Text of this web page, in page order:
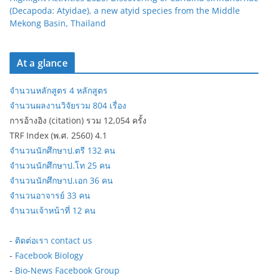
(Decapoda: Atyidae), a new atyid species from the Middle
Mekong Basin, Thailand
At a glance
จำนวนหลักสูตร 4 หลักสูตร
จำนวนผลงานวิจัยรวม 804 เรื่อง
การอ้างอิง (citation) รวม 12,054 ครั้ง
TRF Index (พ.ศ. 2560) 4.1
จำนวนนักศึกษาป.ตรี 132 คน
จำนวนนักศึกษาป.โท 25 คน
จำนวนนักศึกษาป.เอก 36 คน
จำนวนอาจารย์ 33 คน
จำนวนเจ้าหน้าที่ 12 คน
- ติดต่อเรา contact us
- Facebook Biology
- Bio-News Facebook Group